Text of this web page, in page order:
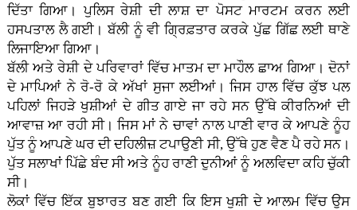
ਦਿੱਤਾ ਗਿਆ। ਪੁਲਿਸ ਰੇਸ਼ੀ ਦੀ ਲਾਸ਼ ਦਾ ਪੋਸਟ ਮਾਰਟਮ ਕਰਨ ਲਈ
ਹਸਪਤਾਲ ਲੈ ਗਈ। ਬੱਲੀ ਨੂੰ ਵੀ ਗ੍ਰਿਫ਼ਤਾਰ ਕਰਕੇ ਪੁੱਛ ਗਿੱਛ ਲਈ ਥਾਣੇ
ਲਿਜਾਇਆ ਗਿਆ।
ਬੱਲੀ ਅਤੇ ਰੇਸ਼ੀ ਦੇ ਪਰਿਵਾਰਾਂ ਵਿੱਚ ਮਾਤਮ ਦਾ ਮਾਹੌਲ ਛਾਅ ਗਿਆ। ਦੋਨਾਂ
ਦੇ ਮਾਪਿਆਂ ਨੇ ਰੋ-ਰੋ ਕੇ ਅੱਖਾਂ ਸੁਜਾ ਲਈਆਂ। ਜਿਸ ਹਾਲ ਵਿੱਚ ਕੁੱਝ ਪਲ
ਪਹਿਲਾਂ ਜਿਹੜੇ ਖੁਸ਼ੀਆਂ ਦੇ ਗੀਤ ਗਾਏ ਜਾ ਰਹੇ ਸਨ ਉੱਥੇ ਕੀਰਨਿਆਂ ਦੀ
ਆਵਾਜ਼ ਆ ਰਹੀ ਸੀ। ਜਿਸ ਮਾਂ ਨੇ ਚਾਵਾਂ ਨਾਲ ਪਾਣੀ ਵਾਰ ਕੇ ਆਪਣੇ ਨੂੰਹ
ਪੁੱਤ ਨੂੰ ਆਪਣੇ ਘਰ ਦੀ ਦਹਿਲੀਜ਼ ਟਪਾਉਣੀ ਸੀ, ਉੱਥੇ ਹੁਣ ਵੈਣ ਪੈ ਰਹੇ ਸਨ।
ਪੁੱਤ ਸਲਾਖਾਂ ਪਿੱਛੇ ਬੰਦ ਸੀ ਅਤੇ ਨੂੰਹ ਰਾਣੀ ਦੁਨੀਆਂ ਨੂੰ ਅਲਵਿਦਾ ਕਹਿ ਚੁੱਕੀ
ਸੀ।
ਲੋਕਾਂ ਵਿੱਚ ਇੱਕ ਬੁਝਾਰਤ ਬਣ ਗਈ ਕਿ ਇਸ ਖੁਸ਼ੀ ਦੇ ਆਲਮ ਵਿੱਚ ਉਸ